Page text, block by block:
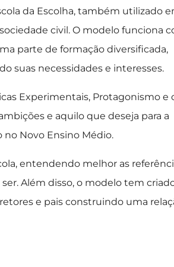
da Escolha, também utilizado
civil. O modelo funciona
parte de formação diversificada,
suas necessidades e interesses.
Experimentais, Protagonismo e
e aquilo que deseja para a
Novo Ensino Médio.
entendendo melhor as
Além disso, o modelo tem
e pais construindo uma